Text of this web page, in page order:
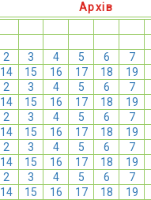
Архів
2 3 4 5 6 7
14 15 16 17 18 19
2 3 4 5 6 7
14 15 16 17 18 19
2 3 4 5 6 7
14 15 16 17 18 19
2 3 4 5 6 7
14 15 16 17 18 19
2 3 4 5 6 7
14 15 16 17 18 19